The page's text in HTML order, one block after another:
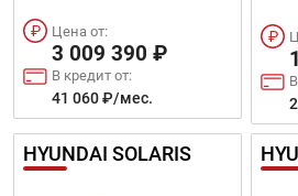
Цена от:
3 009 390 ₽
В кредит от:
41 060 ₽/мес.
HYUNDAI SOLARIS